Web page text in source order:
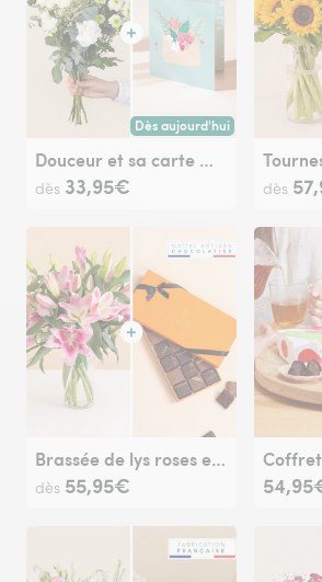
Dès aujourd'hui
Livraison dès aujourd'hui
Douceur et sa carte message
dès 33,95€ dès
Brassée de lys roses et ses chocolats
dès 55,95€